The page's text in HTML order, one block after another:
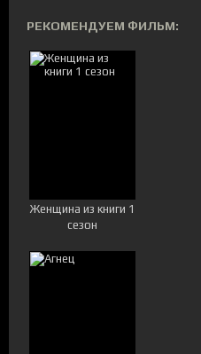
РЕКОМЕНДУЕМ ФИЛЬМ:
Женщина из книги 1
сезон